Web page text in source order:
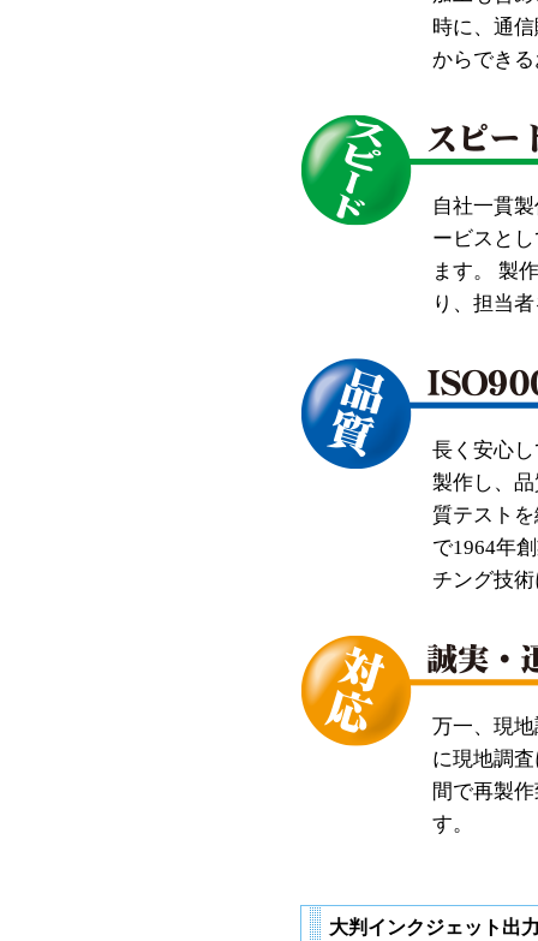
時に、通
からでき
自社一貫
ービスと
ます。 製
り、担当
長く安心
製作し、
質テスト
で1964年
チング技
万一、現
に現地調
間で再製
す。
大判インクジェット出